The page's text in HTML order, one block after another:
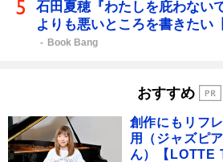
石田夏穂『わたしを庇わない
よりも悪いところを書きたい
Book Bang
おすすめ
創作にもリフ
用（ジャズピ
ん）【LOTTE